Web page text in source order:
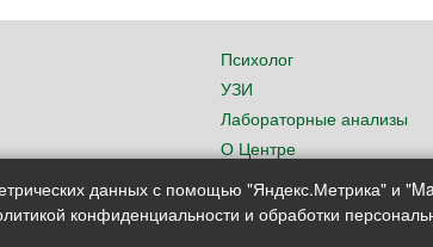
Психолог
УЗИ
Лабораторные анализы
О Центре
данных с помощью "Яндекс.Метрика" и
конфиденциальности и обработки